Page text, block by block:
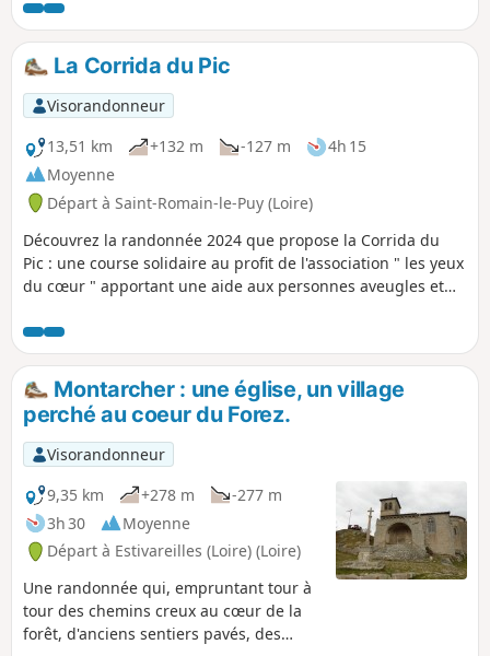
La Corrida du Pic
Visorandonneur
13,51 km
+132 m -127 m
4h 15
Moyenne
Départ à Saint-Romain-le-Puy (Loire)
Découvrez la randonnée 2024 que propose la Corrida du
Pic : une course solidaire au profit de l'association " les yeux
du cœur " apportant une aide aux personnes aveugles et
parcours comprend la variante du prieuré. Pour ne pas
l'emprunter, continuez à longer le canal.
Montarcher : une église, un village
perché au coeur du Forez.
Visorandonneur
9,35 km
+278 m
-277 m
3h 30
Moyenne
Départ à Estivareilles (Loire) (Loire)
Une randonnée qui, empruntant tour à
tour des chemins creux au cœur de la
forêt, d'anciens sentiers pavés, des